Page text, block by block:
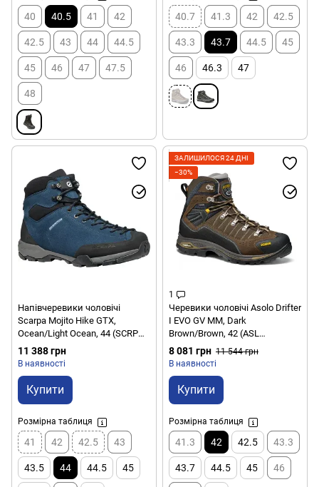
40 40.5 41 42
42.5 43 44 44.5
45 46 47 47.5
48
40.7 41.3 42 42.5
43.3 43.7 44.5 45
46 46.3 47
Напівчеревики чоловічі
Scarpa Mojito Hike GTX,
Ocean/Light Ocean, 44 (SCRP
63318.200-44)
11 388 грн
В наявності
Купити
Розмірна таблиця
41 42 42.5 43
43.5 44 44.5 45
ЗАЛИШИЛОСЯ 24 ДНІ
−30%
1
Черевики чоловічі Asolo Drifter
I EVO GV MM, Dark
Brown/Brown, 42 (ASL
A23130.A550-8)
8 081 грн 11 544 грн
В наявності
Купити
Розмірна таблиця
41.3 42 42.5 43.3
43.7 44.5 45 46